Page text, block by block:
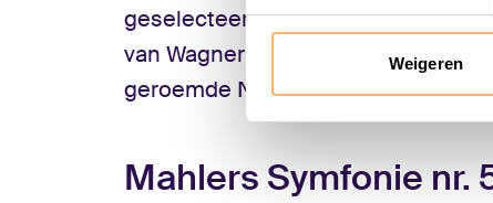
Weigeren
geselecteerde musici zich deze
van Wagner en Mahler onder
geroemde Nuno Coelho.
Mahlers Symfonie nr.